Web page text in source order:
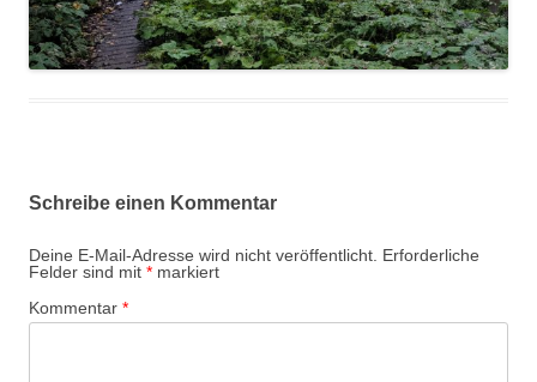
Schreibe einen Kommentar
Deine E-Mail-Adresse wird nicht veröffentlicht. Erforderliche
Felder sind mit * markiert
Kommentar *